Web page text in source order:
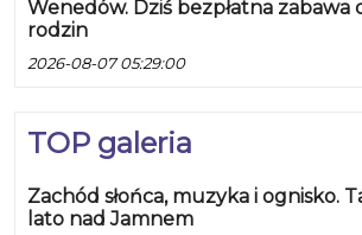
Wenedów. Dziś bezpłatna zabawa
rodzin
2026-08-07 05:29:00
TOP galeria
Zachód słońca, muzyka i ognisko.
lato nad Jamnem